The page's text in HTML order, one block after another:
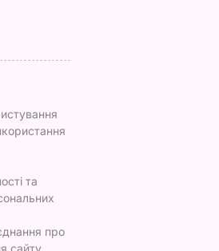
та
про
сайту